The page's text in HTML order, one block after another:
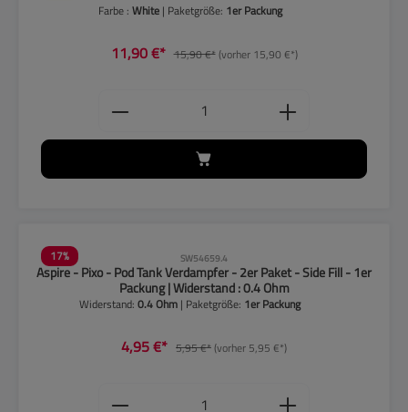
Farbe : White | Paketgröße: 1er Packung
11,90 €* 15,90 €*(vorher 15,90 €*)
Produkt Anzahl: Gib den
17% SW54659.4
Aspire - Pixo - Pod Tank Verdampfer - 2er Paket - Side Fill - 1er
Packung | Widerstand : 0.4 Ohm
Widerstand:0.4 Ohm | Paketgröße: 1er Packung
4,95 €* 5,95 €*(vorher 5,95 €*)
Produkt Anzahl: Gib den